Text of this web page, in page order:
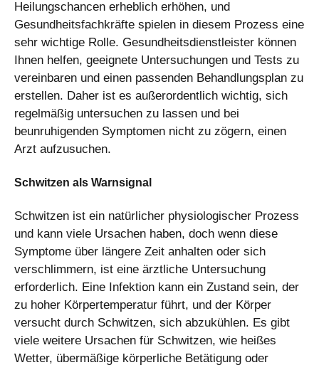
Heilungschancen erheblich erhöhen, und
Gesundheitsfachkräfte spielen in diesem Prozess eine
sehr wichtige Rolle. Gesundheitsdienstleister können
Ihnen helfen, geeignete Untersuchungen und Tests zu
vereinbaren und einen passenden Behandlungsplan zu
erstellen. Daher ist es außerordentlich wichtig, sich
regelmäßig untersuchen zu lassen und bei
beunruhigenden Symptomen nicht zu zögern, einen
Arzt aufzusuchen.
Schwitzen als Warnsignal
Schwitzen ist ein natürlicher physiologischer Prozess
und kann viele Ursachen haben, doch wenn diese
Symptome über längere Zeit anhalten oder sich
verschlimmern, ist eine ärztliche Untersuchung
erforderlich. Eine Infektion kann ein Zustand sein, der
zu hoher Körpertemperatur führt, und der Körper
versucht durch Schwitzen, sich abzukühlen. Es gibt
viele weitere Ursachen für Schwitzen, wie heißes
Wetter, übermäßige körperliche Betätigung oder